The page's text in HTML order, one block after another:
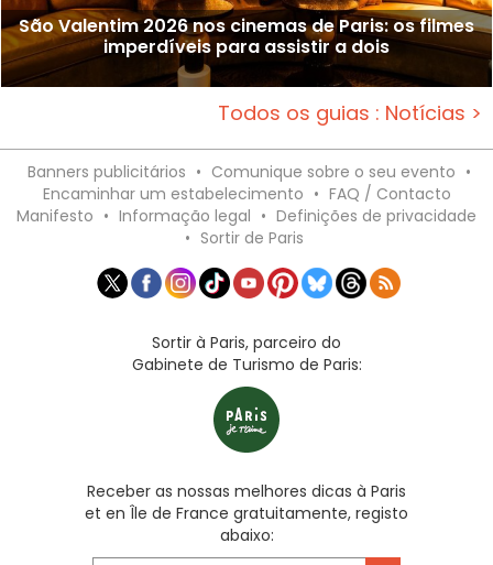
São Valentim 2026 nos cinemas de Paris: os filmes
imperdíveis para assistir a dois
Todos os guias : Notícias >
Banners publicitários • Comunique sobre o seu evento •
Encaminhar um estabelecimento • FAQ / Contacto
Manifesto • Informação legal • Definições de privacidade
• Sortir de Paris
Sortir à Paris, parceiro do
Gabinete de Turismo de Paris:
Receber as nossas melhores dicas à Paris
et en Île de France gratuitamente, registo
abaixo: